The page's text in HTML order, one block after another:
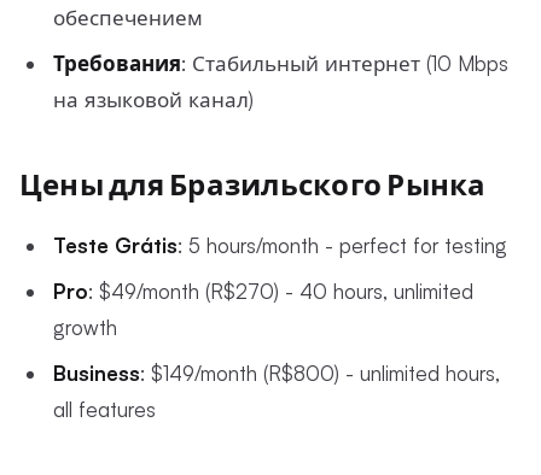
обеспечением
Требования: Стабильный интернет (10 Mbps
на языковой канал)
Цены для Бразильского Рынка
Teste Grátis: 5 hours/month - perfect for testing
Pro: $49/month (R$270) - 40 hours, unlimited
growth
Business: $149/month (R$800) - unlimited hours,
all features